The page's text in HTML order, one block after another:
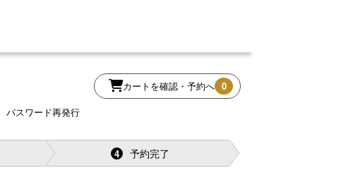
カートを確認・予約へ 0
パスワード再発行
4 予約完了